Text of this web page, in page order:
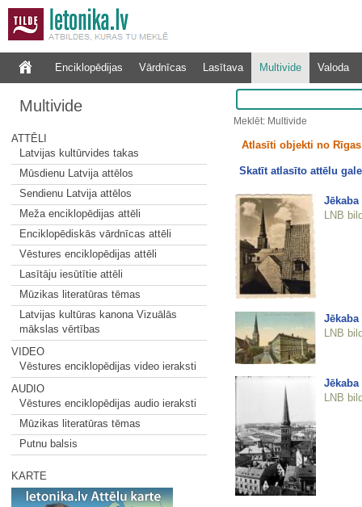
Enciklopēdijas Vārdnīcas Lasītava Multivide Valoda
Multivide
ATTĒLI
Latvijas kultūrvides takas
Mūsdienu Latvija attēlos
Sendienu Latvija attēlos
Meža enciklopēdijas attēli
Enciklopēdiskās vārdnīcas attēli
Vēstures enciklopēdijas attēli
Lasītāju iesūtītie attēli
Mūzikas literatūras tēmas
Latvijas kultūras kanona Vizuālās
mākslas vērtības
VIDEO
Vēstures enciklopēdijas video ieraksti
AUDIO
Vēstures enciklopēdijas audio ieraksti
Mūzikas literatūras tēmas
Putnu balsis
KARTE
Meklēt: Multivide
Atlasīti objekti no
Skatīt atlasīto attēlu
Jēkaba
LNB
LNB
LNB